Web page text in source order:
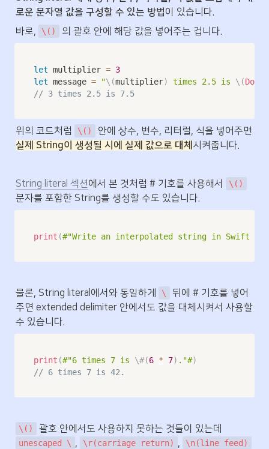
로운 문자열 값을 구성할 수 있는 방법이 있습니다.
바로,
\() 의 괄호 안에 해당 값을 넣어주는 겁니다.
let multiplier = 3
let message = "\(multiplier) times 2.5 is \(
// 3 times 2.5 is 7.5
위의 코드처럼 \()
실제 String이 생성될 시에 실제 값으로 대체 시켜줍니다.
String literal 섹션에서 본 것처럼 # 기호를 사용해서 \()
문자를 포함한 String를 생성할 수도 있습니다.
print (#"Write an interpolated string in Swift
물론, String literal에서와 동일하게 \
뒤에 # 기호를 넣어
주면 extended delimiter 안에서도 값을 대체시켜서 사용할
수 있습니다.
print (#"6 times 7 is \#(6 * 7) ."#)
// 6 times 7 is 42.
\()
unescaped \ , \r(carriage return) , \n(line feed)